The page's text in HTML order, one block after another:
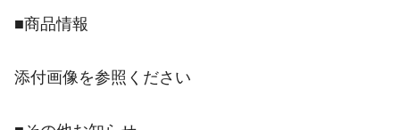
■商品情報
添付画像を参照ください